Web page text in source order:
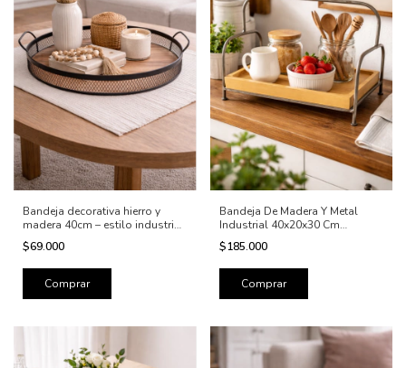
Bandeja decorativa hierro y
madera 40cm – estilo industrial
nórdico
$69.000
Bandeja De Madera Y Metal
Industrial 40x20x30 Cm
Decorativa
$185.000